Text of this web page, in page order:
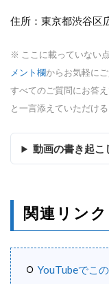
住所：東京都渋谷区
※ ここに載っていない
メント欄からお気軽に
すべてのご質問にお答
と一言添えていただける
動画の書き起こ
関連リンク
YouTubeでこ